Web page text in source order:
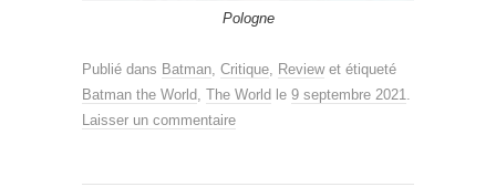
Pologne
Publié dans Batman Critique Reviewet étiqueté
Batman the World The World le 9 septembre 2021
Laisser un commentaire